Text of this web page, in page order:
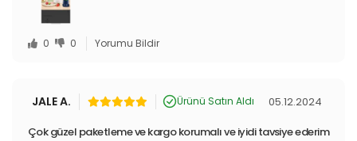
0 0 Yorumu Bildir
JALE A. Ürünü Satın Aldı 05.12.2024
Çok güzel paketleme ve kargo korumalı ve iyidi tavsiye ederim